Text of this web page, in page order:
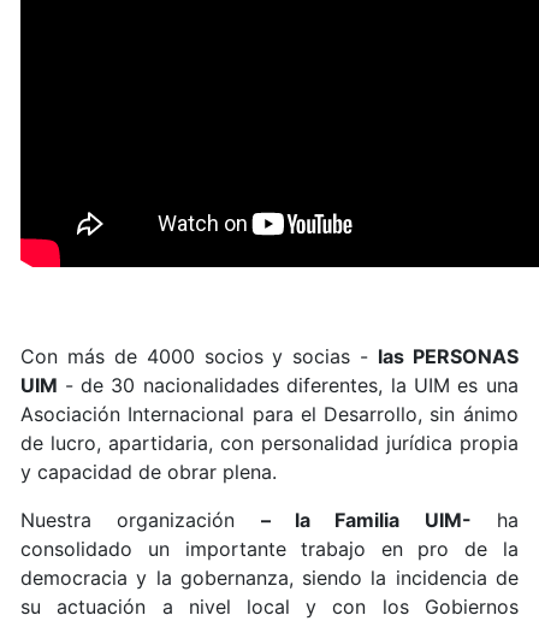
Con más de 4000 socios y socias - las PERSONAS
UIM - de 30 nacionalidades diferentes, la UIM es una
Asociación Internacional para el Desarrollo, sin ánimo
de lucro, apartidaria, con personalidad jurídica propia
y capacidad de obrar plena.
Nuestra organización – la Familia UIM- ha
consolidado un importante trabajo en pro de la
democracia y la gobernanza, siendo la incidencia de
su actuación a nivel local y con los Gobiernos